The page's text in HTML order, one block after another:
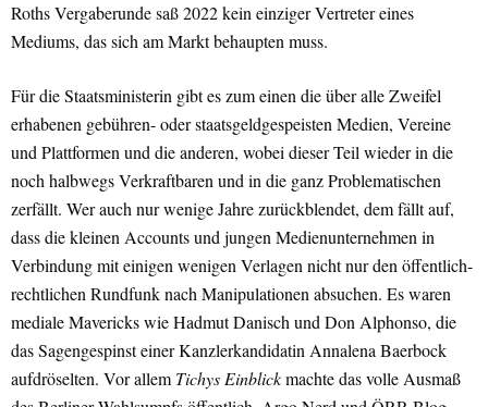
Roths Vergaberunde saß 2022 kein einziger Vertreter eines
Mediums, das sich am Markt behaupten muss.
Für die Staatsministerin gibt es zum einen die über alle Zweifel
erhabenen gebühren- oder staatsgeldgespeisten Medien, Vereine
und Plattformen und die anderen, wobei dieser Teil wieder in die
noch halbwegs Verkraftbaren und in die ganz Problematischen
zerfällt. Wer auch nur wenige Jahre zurückblendet, dem fällt auf,
dass die kleinen Accounts und jungen Medienunternehmen in
Verbindung mit einigen wenigen Verlagen nicht nur den öffentlich-
rechtlichen Rundfunk nach Manipulationen absuchen. Es waren
mediale Mavericks wie Hadmut Danisch und Don Alphonso, die
das Sagengespinst einer Kanzlerkandidatin Annalena Baerbock
aufdröselten. Vor allem Tichys Einblickmachte das volle Ausmaß